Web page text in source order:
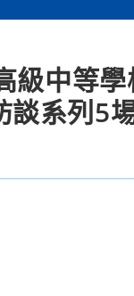
級中等
系列5